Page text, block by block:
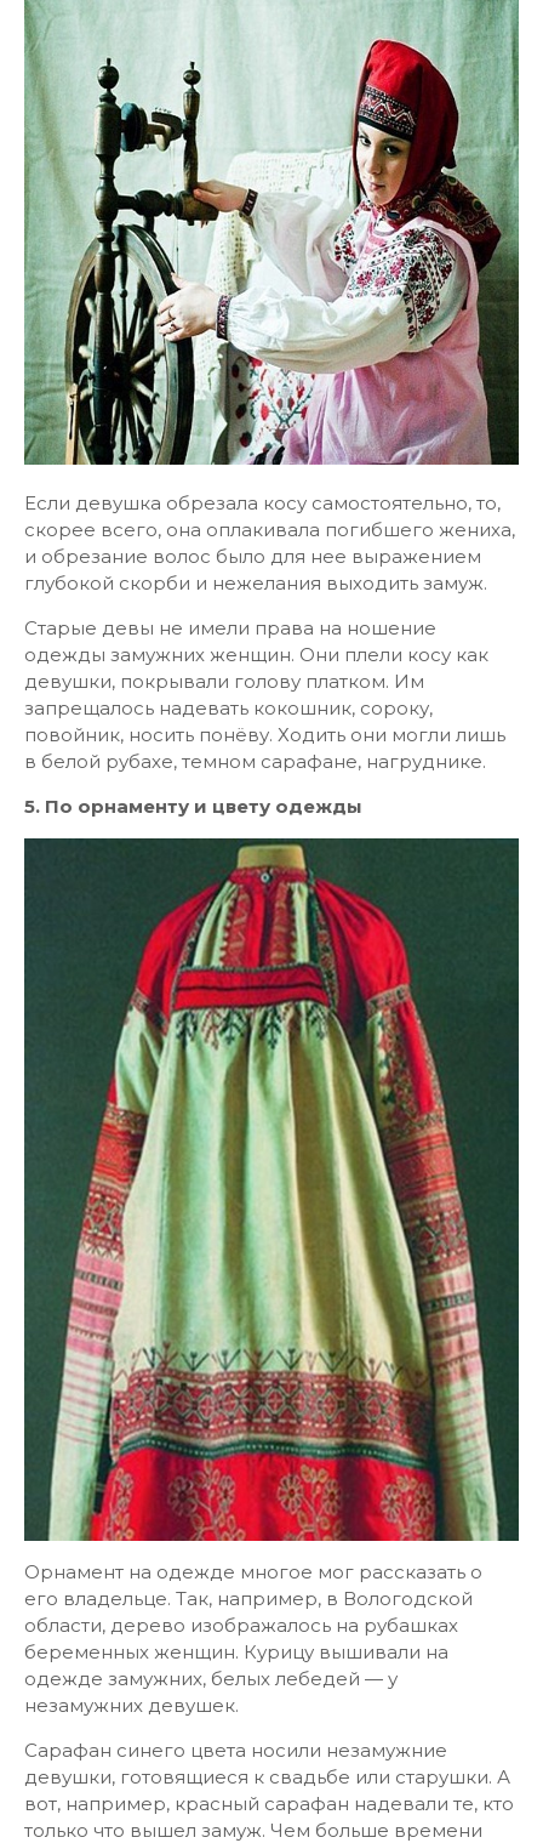
Если девушка обрезала косу самостоятельно, то,
скорее всего, она оплакивала погибшего жениха,
и обрезание волос было для нее выражением
глубокой скорби и нежелания выходить замуж.
Старые девы не имели права на ношение
одежды замужних женщин. Они плели косу как
девушки, покрывали голову платком. Им
запрещалось надевать кокошник, сороку,
повойник, носить понёву. Ходить они могли лишь
в белой рубахе, темном сарафане, нагруднике.
5. По орнаменту и цвету одежды
Орнамент на одежде многое мог рассказать о
его владельце. Так, например, в Вологодской
области, дерево изображалось на рубашках
беременных женщин. Курицу вышивали на
одежде замужних, белых лебедей — у
незамужних девушек.
Сарафан синего цвета носили незамужние
девушки, готовящиеся к свадьбе или старушки. А
вот, например, красный сарафан надевали те, кто
только что вышел замуж. Чем больше времени